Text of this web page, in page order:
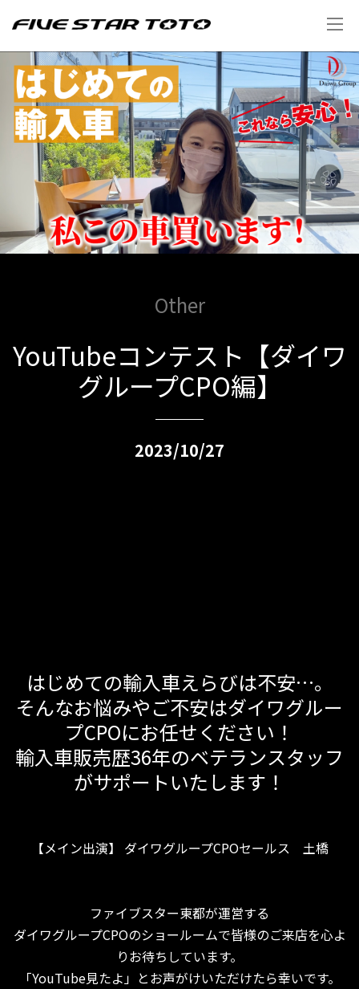
Other
YouTubeコンテスト【ダイワ
グループCPO編】
2023/10/27
はじめての輸入車えらびは不安…。
そんなお悩みやご不安はダイワグルー
プCPOにお任せください！
輸入車販売歴36年のベテランスタッフ
がサポートいたします！
【メイン出演】 ダイワグループCPOセールス 土橋
ファイブスター東都が運営する
ダイワグループCPOのショールームで皆様のご来店を心よ
りお待ちしています。
「YouTube見たよ」とお声がけいただけたら幸いです。